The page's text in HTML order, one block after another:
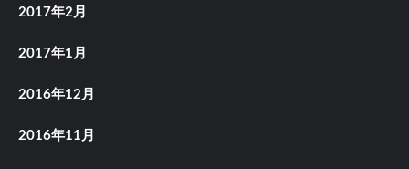
2017年2月
2017年1月
2016年12月
2016年11月